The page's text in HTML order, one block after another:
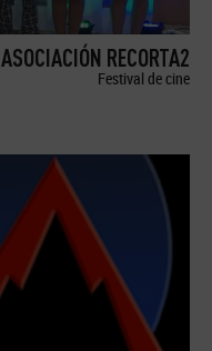
ASOCIACIÓN RECORTA2
Festival de cine